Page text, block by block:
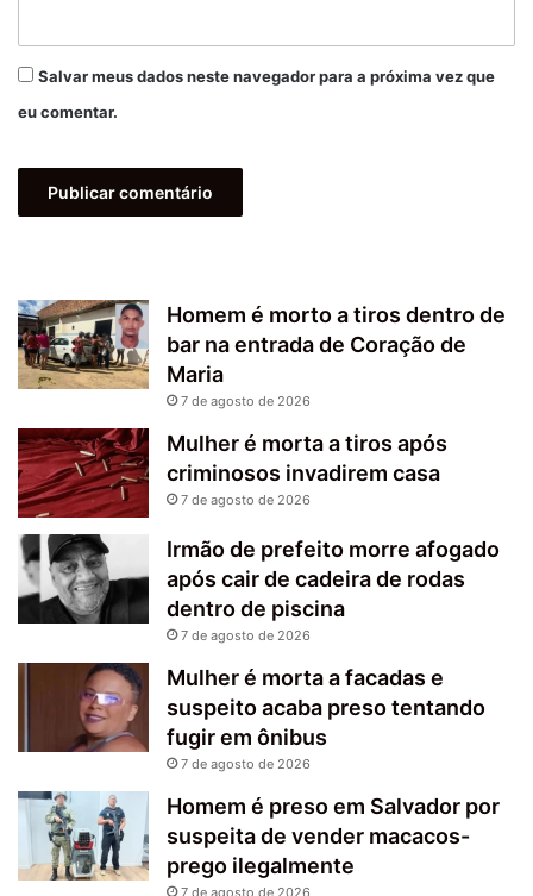
Salvar meus dados neste navegador para a próxima vez que
eu comentar.
Homem é morto a tiros dentro de
bar na entrada de Coração de
Maria
7 de agosto de 2026
Mulher é morta a tiros após
criminosos invadirem casa
7 de agosto de 2026
Irmão de prefeito morre afogado
após cair de cadeira de rodas
dentro de piscina
7 de agosto de 2026
Mulher é morta a facadas e
suspeito acaba preso tentando
fugir em ônibus
7 de agosto de 2026
Homem é preso em Salvador por
suspeita de vender macacos-
prego ilegalmente